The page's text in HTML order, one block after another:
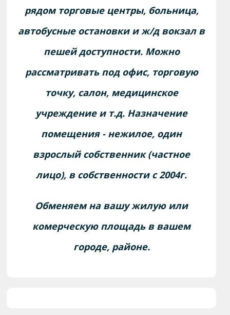
рядом торговые центры, больница,
автобусные остановки и ж/д вокзал в
пешей доступности. Можно
рассматривать под офис, торговую
точку, салон, медицинское
учреждение и т.д. Назначение
помещения - нежилое, один
взрослый собственник (частное
лицо), в собственности с 2004г.
Обменяем на вашу жилую или
комерческую площадь в вашем
городе, районе.